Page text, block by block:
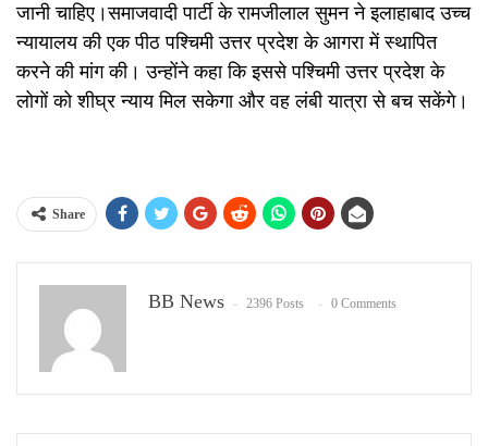
जानी चाहिए।समाजवादी पार्टी के रामजीलाल सुमन ने इलाहाबाद उच्च
न्यायालय की एक पीठ पश्चिमी उत्तर प्रदेश के आगरा में स्थापित
करने की मांग की। उन्होंने कहा कि इससे पश्चिमी उत्तर प्रदेश के
लोगों को शीघ्र न्याय मिल सकेगा और वह लंबी यात्रा से बच सकेंगे।
Share
BB News 2396 Posts 0 Comments